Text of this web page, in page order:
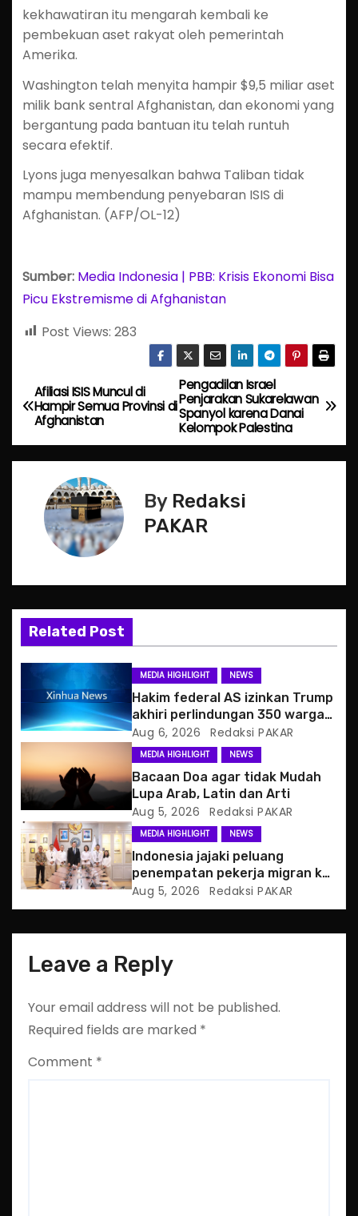
kekhawatiran itu mengarah kembali ke
pembekuan aset rakyat oleh pemerintah
Amerika.
Washington telah menyita hampir $9,5 miliar aset
milik bank sentral Afghanistan, dan ekonomi yang
bergantung pada bantuan itu telah runtuh
secara efektif.
Lyons juga menyesalkan bahwa Taliban tidak
mampu membendung penyebaran ISIS di
Afghanistan. (AFP/OL-12)
Sumber: Media Indonesia | PBB: Krisis Ekonomi Bisa
Picu Ekstremisme di Afghanistan
Post Views: 283
P
o
s
v
g
a
t
i
o
n
Pengadilan Israel
Penjarakan Sukarelawan
Spanyol karena Danai
Kelompok Palestina
Afiliasi ISIS Muncul di
Hampir Semua Provinsi di
Afghanistan
By Redaksi
PAKAR
Related Post
MEDIA HIGHLIGHT NEWS
Hakim federal AS izinkan Trump
akhiri perlindungan 350 warga
Haiti
Aug 6, 2026 Redaksi PAKAR
MEDIA HIGHLIGHT NEWS
Bacaan Doa agar tidak Mudah
Lupa Arab, Latin dan Arti
Aug 5, 2026 Redaksi PAKAR
MEDIA HIGHLIGHT NEWS
Indonesia jajaki peluang
penempatan pekerja migran ke
Slowakia
Aug 5, 2026 Redaksi PAKAR
Leave a Reply
Your email address will not be published.
Required fields are marked *
Comment *